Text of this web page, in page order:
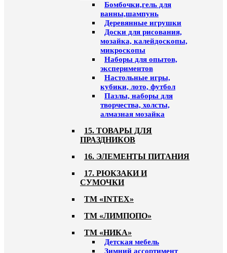
Бомбочки,гель для
ванны,шампунь
Деревянные игрушки
Доски для рисования,
мозайка, калейдоскопы,
микроскопы
Наборы для опытов,
экспериментов
Настольные игры,
кубики, лото, футбол
Пазлы, наборы для
творчества, холсты,
алмазная мозайка
15. ТОВАРЫ ДЛЯ
ПРАЗДНИКОВ
16. ЭЛЕМЕНТЫ ПИТАНИЯ
17. РЮКЗАКИ И
СУМОЧКИ
ТМ «INTEX»
ТМ «ЛИМПОПО»
ТМ «НИКА»
Детская мебель
Зимний ассортимент